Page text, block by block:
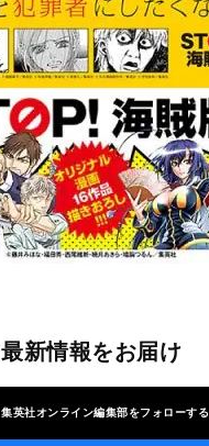
最新情報をお届け
集英社オンライン編集部をフォローする